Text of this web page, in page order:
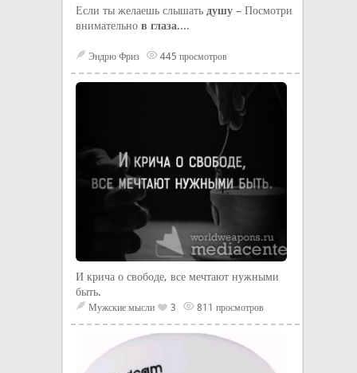
Если ты желаешь слышать душу – Посмотри
внимательно в глаза....
Эндрю Фриз 445 просмотров
И крича о свободе, все мечтают нужными
быть.
Мужские мысли 3 811 просмотров